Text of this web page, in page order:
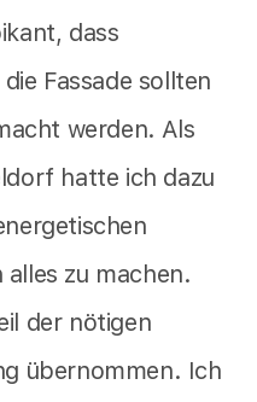
dass
Fassade sollten
werden. Als
hatte ich dazu
zu machen.
der nötigen
übernommen. Ich